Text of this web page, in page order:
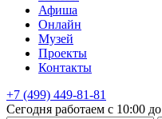
Афиша
Онлайн
Музей
Проекты
Контакты
+7 (499) 449-81-81
Сегодня работаем с 10:00 до